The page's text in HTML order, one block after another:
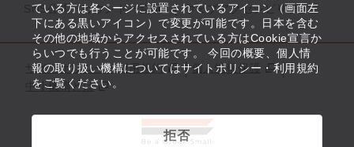
ている方は各ページに設置されているアイコン（画面左
下にある黒いアイコン）で変更が可能です。日本を含む
その他の地域からアクセスされている方はCookie宣言か
らいつでも行うことが可能です。 今回の概要、個人情
報の取り扱い機構についてはサイトポリシー・利用規約
をご覧ください。
拒否
SNS公式アカウント一覧
ウェブアクセシビリティ
サイトポリシー・利用規約
個人情報保護
中小機構とは